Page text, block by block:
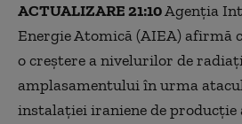
ACTUALIZARE 21:10Agenția
Energie Atomică (AIEA) afirmă
o creștere a nivelurilor de
amplasamentului în urma
instalației iraniene de producție